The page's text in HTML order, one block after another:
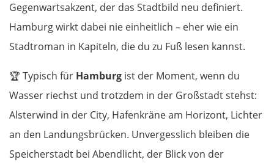
Gegenwartsakzent, der das Stadtbild neu definiert.
Hamburg wirkt dabei nie einheitlich – eher wie ein
Stadtroman in Kapiteln, die du zu Fuß lesen kannst.
🏆 Typisch für Hamburg ist der Moment, wenn du
Wasser riechst und trotzdem in der Großstadt stehst:
Alsterwind in der City, Hafenkräne am Horizont, Lichter
an den Landungsbrücken. Unvergesslich bleiben die
Speicherstadt bei Abendlicht, der Blick von der